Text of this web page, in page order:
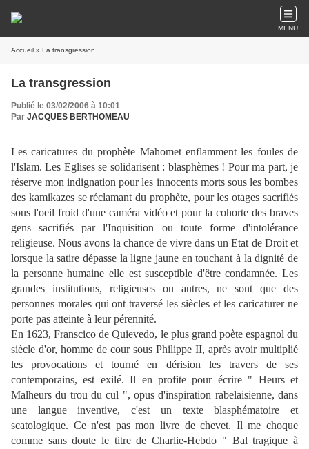
MENU
Accueil » La transgression
La transgression
Publié le 03/02/2006 à 10:01
Par JACQUES BERTHOMEAU
Les caricatures du prophète Mahomet enflamment les foules de
l'Islam. Les Eglises se solidarisent : blasphèmes ! Pour ma part, je
réserve mon indignation pour les innocents morts sous les bombes
des kamikazes se réclamant du prophète, pour les otages sacrifiés
sous l'oeil froid d'une caméra vidéo et pour la cohorte des braves
gens sacrifiés par l'Inquisition ou toute forme d'intolérance
religieuse. Nous avons la chance de vivre dans un Etat de Droit et
lorsque la satire dépasse la ligne jaune en touchant à la dignité de
la personne humaine elle est susceptible d'être condamnée. Les
grandes institutions, religieuses ou autres, ne sont que des
personnes morales qui ont traversé les siècles et les caricaturer ne
porte pas atteinte à leur pérennité.
En 1623, Franscico de Quievedo, le plus grand poète espagnol du
siècle d'or, homme de cour sous Philippe II, après avoir multiplié
les provocations et tourné en dérision les travers de ses
contemporains, est exilé. Il en profite pour écrire " Heurs et
Malheurs du trou du cul ", opus d'inspiration rabelaisienne, dans
une langue inventive, c'est un texte blasphématoire et
scatologique. Ce n'est pas mon livre de chevet. Il me choque
comme sans doute le titre de Charlie-Hebdo " Bal tragique à